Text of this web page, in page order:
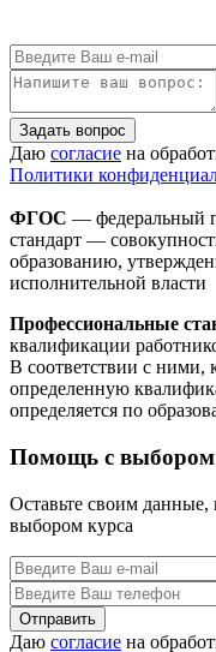
Задать вопрос
Даю согласие на
Политики
ФГОС — федеральный
стандарт —
образованию,
исполнительной власти
Профессиональные
квалификации
В соответствии с ними,
определенную
определяется по
Помощь с выбором
Оставьте своим данные,
выбором курса
Даю согласие на